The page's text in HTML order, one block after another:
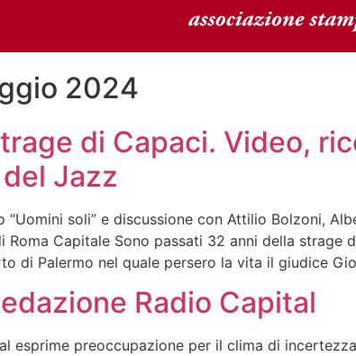
2024
di Capaci. Video,
Jazz
“Uomini soli” e discussione con Attilio Bolzoni,
Roma Capitale Sono passati 32 anni della
di Palermo nel quale persero la vita il giudice
Radio Capital
esprime preoccupazione per il clima di